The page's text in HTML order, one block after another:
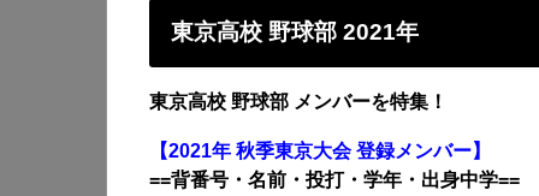
東京高校 野球部 2021年
東京高校 野球部 メンバーを特集！
【2021年 秋季東京大会 登録メンバー】
==背番号・名前・投打・学年・出身中学==